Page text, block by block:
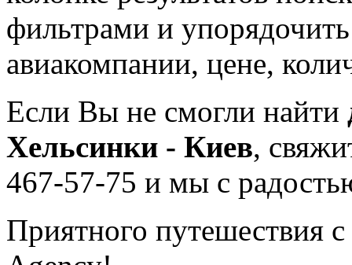
фильтрами и
авиакомпании, цене,
Если Вы не смогли найти
Хельсинки - Киев,
467-57-75 и мы с
Приятного путешествия